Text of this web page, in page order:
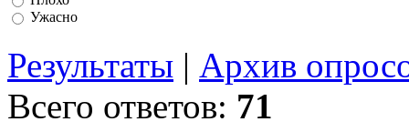
Ужасно
Результаты | Архив
Всего ответов: 71